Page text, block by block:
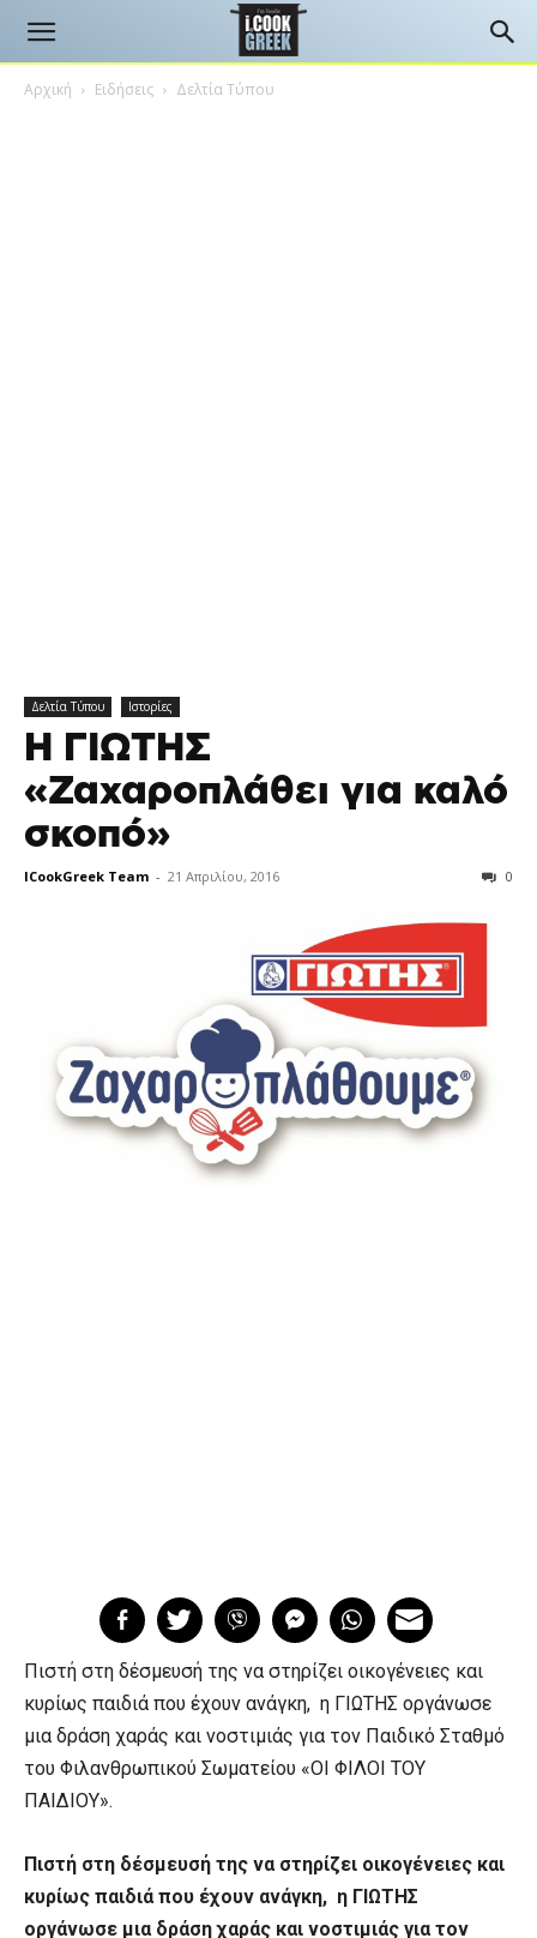
Αρχική Ειδήσεις Δελτία Τύπου
Δελτία Τύπου Ιστορίες
Η ΓΙΩΤΗΣ
«Ζαχαροπλάθει για καλό
σκοπό»
ICookGreek Team - 21 Απριλίου, 2016 0
Πιστή στη δέσμευσή της να στηρίζει οικογένειες και
κυρίως παιδιά που έχουν ανάγκη, η ΓΙΩΤΗΣ οργάνωσε
μια δράση χαράς και νοστιμιάς για τον Παιδικό Σταθμό
του Φιλανθρωπικού Σωματείου «ΟΙ ΦΙΛΟΙ ΤΟΥ
ΠΑΙΔΙΟΥ».
Πιστή στη δέσμευσή της να στηρίζει οικογένειες και
κυρίως παιδιά που έχουν ανάγκη, η ΓΙΩΤΗΣ
οργάνωσε μια δράση χαράς και νοστιμιάς για τον